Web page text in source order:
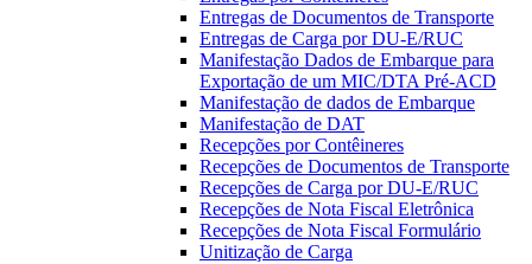
Entregas de Documentos de Transporte
Entregas de Carga por DU-E/RUC
Manifestação Dados de Embarque para
Exportação de um MIC/DTA Pré-ACD
Manifestação de dados de Embarque
Manifestação de DAT
Recepções por Contêineres
Recepções de Documentos de Transporte
Recepções de Carga por DU-E/RUC
Recepções de Nota Fiscal Eletrônica
Recepções de Nota Fiscal Formulário
Unitização de Carga